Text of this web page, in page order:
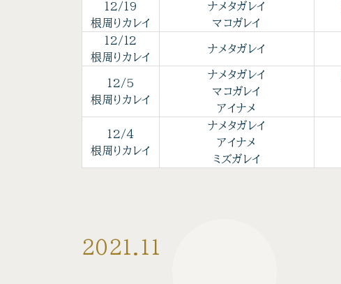
12/19
根周りカレイ
ナメタガレイ
マコガレイ
12/12
根周りカレイ
ナメタガレイ
12/5
根周りカレイ
ナメタガレイ
マコガレイ
アイナメ
12/4
根周りカレイ
ナメタガレイ
アイナメ
ミズガレイ
2021.11